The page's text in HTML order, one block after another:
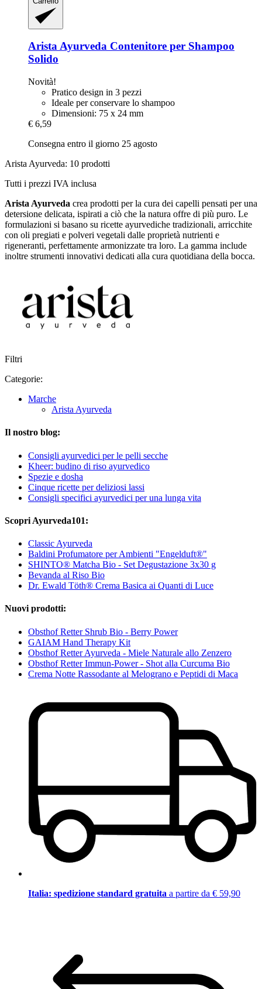
Arista Ayurveda Contenitore per Shampoo
Solido
Novità!
Pratico design in 3 pezzi
Ideale per conservare lo shampoo
Dimensioni: 75 x 24 mm
€ 6,59
Consegna entro il giorno 25 agosto
Arista Ayurveda: 10 prodotti
Tutti i prezzi IVA inclusa
Arista Ayurveda crea prodotti per la cura dei capelli pensati per una
detersione delicata, ispirati a ciò che la natura offre di più puro. Le
formulazioni si basano su ricette ayurvediche tradizionali, arricchite
con oli pregiati e polveri vegetali dalle proprietà nutrienti e
rigeneranti, perfettamente armonizzate tra loro. La gamma include
inoltre strumenti innovativi dedicati alla cura quotidiana della bocca.
Filtri
Categorie:
Marche
Arista Ayurveda
Il nostro blog:
Consigli ayurvedici per le pelli secche
Kheer: budino di riso ayurvedico
Spezie e dosha
Cinque ricette per deliziosi lassi
Consigli specifici ayurvedici per una lunga vita
Scopri Ayurveda101:
Classic Ayurveda
Baldini Profumatore per Ambienti "Engelduft®"
SHINTO® Matcha Bio - Set Degustazione 3x30 g
Bevanda al Riso Bio
Dr. Ewald Töth® Crema Basica ai Quanti di Luce
Nuovi prodotti:
Obsthof Retter Shrub Bio - Berry Power
GAIAM Hand Therapy Kit
Obsthof Retter Ayurveda - Miele Naturale allo Zenzero
Obsthof Retter Immun-Power - Shot alla Curcuma Bio
Crema Notte Rassodante al Melograno e Peptidi di Maca
Italia: spedizione standard gratuita a partire da € 59,90